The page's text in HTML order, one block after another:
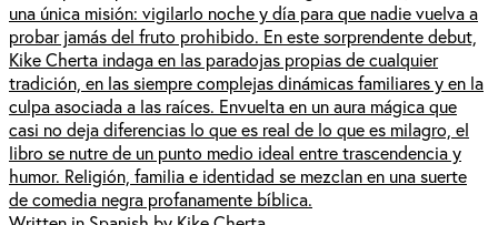
una única misión: vigilarlo noche y día para que nadie vuelva a
probar jamás del fruto prohibido. En este sorprendente debut,
Kike Cherta indaga en las paradojas propias de cualquier
tradición, en las siempre complejas dinámicas familiares y en la
culpa asociada a las raíces. Envuelta en un aura mágica que
casi no deja diferencias lo que es real de lo que es milagro, el
libro se nutre de un punto medio ideal entre trascendencia y
humor. Religión, familia e identidad se mezclan en una suerte
de comedia negra profanamente bíblica.